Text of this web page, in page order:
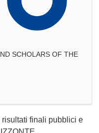
SCHOLARS OF THE
finali pubblici e